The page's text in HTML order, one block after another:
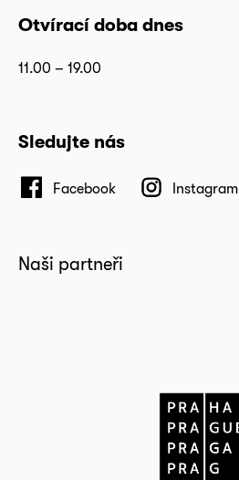
Otvírací doba dnes
11.00 – 19.00
Sledujte nás
Facebook Instagram
Naši partneři